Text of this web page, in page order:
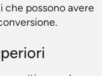
possono avere